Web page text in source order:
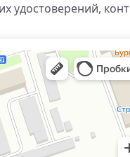
удостоверений,